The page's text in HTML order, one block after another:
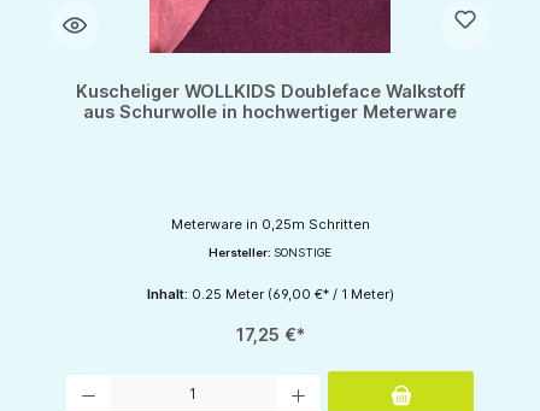
Kuscheliger WOLLKIDS Doubleface Walkstoff
aus Schurwolle in hochwertiger Meterware
Meterware in 0,25m Schritten
Hersteller: SONSTIGE
Inhalt: 0.25 Meter (69,00 €* / 1 Meter)
17,25 €*